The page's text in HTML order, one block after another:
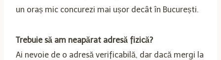
un oraș mic concurezi mai ușor decât în București.
Trebuie să am neapărat adresă fizică?
Ai nevoie de o adresă verificabilă, dar dacă mergi la